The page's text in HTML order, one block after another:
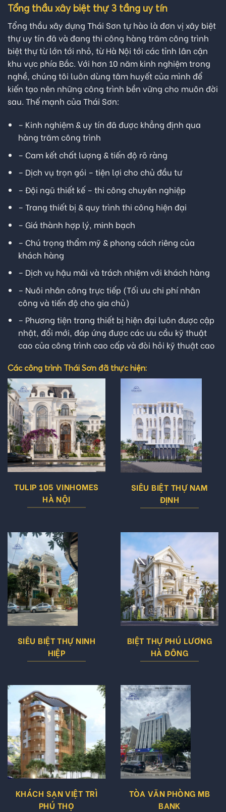
Tổng thầu xây biệt thự 3 tầng uy tín
Tổng thầu xây dựng Thái Sơn tự hào là đơn vị xây biệt
thự uy tín đã và đang thi công hàng trăm công trình
biệt thự từ lớn tới nhỏ, từ Hà Nội tới các tỉnh lân cận
khu vực phía Bắc. Với hơn 10 năm kinh nghiệm trong
nghề, chúng tôi luôn dùng tâm huyết của mình để
kiến tạo nên những công trình bền vững cho muôn đời
sau. Thế mạnh của Thái Sơn:
– Kinh nghiệm & uy tín đã được khẳng định qua
hàng trăm công trình
– Cam kết chất lượng & tiến độ rõ ràng
– Dịch vụ trọn gói – tiện lợi cho chủ đầu tư
– Đội ngũ thiết kế – thi công chuyên nghiệp
– Trang thiết bị & quy trình thi công hiện đại
– Giá thành hợp lý, minh bạch
– Chú trọng thẩm mỹ & phong cách riêng của
khách hàng
– Dịch vụ hậu mãi và trách nhiệm với khách hàng
– Nuôi nhân công trực tiếp (Tối ưu chi phí nhân
công và tiến độ cho gia chủ)
– Phương tiện trang thiết bị hiện đại luôn được cập
nhật, đổi mới, đáp ứng được các ưu cầu kỹ thuật
cao của công trình cao cấp và đòi hỏi kỹ thuật cao
Các công trình Thái Sơn đã thực hiện:
TULIP 105 VINHOMES
HÀ NỘI
SIÊU BIỆT THỰ NAM
ĐỊNH
SIÊU BIỆT THỰ NINH
HIỆP
BIỆT THỰ PHÚ LƯƠNG
HÀ ĐÔNG
KHÁCH SẠN VIỆT TRÌ
PHÚ THỌ
TÒA VĂN PHÒNG MB
BANK